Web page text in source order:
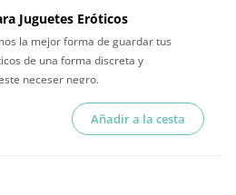
Juguetes Eróticos
la mejor forma de guardar tus
de una forma discreta y
neceser negro.
Añadir a la cesta